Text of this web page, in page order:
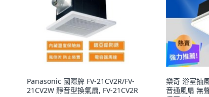
Panasonic 國際牌 FV-21CV2R/FV-
21CV2W 靜音型換氣扇, FV-21CV2R
樂奇 浴室抽
音通風扇 無